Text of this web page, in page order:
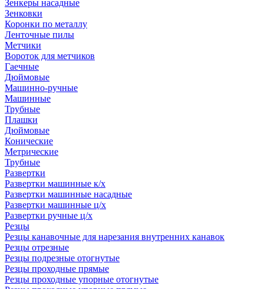
Зенкеры насадные
Зенковки
Коронки по металлу
Ленточные пилы
Метчики
Вороток для метчиков
Гаечные
Дюймовые
Машинно-ручные
Машинные
Трубные
Плашки
Дюймовые
Конические
Метрические
Трубные
Развертки
Развертки машинные к/х
Развертки машинные насадные
Развертки машинные ц/х
Развертки ручные ц/х
Резцы
Резцы канавочные для нарезания внутренних канавок
Резцы отрезные
Резцы подрезные отогнутые
Резцы проходные прямые
Резцы проходные упорные отогнутые